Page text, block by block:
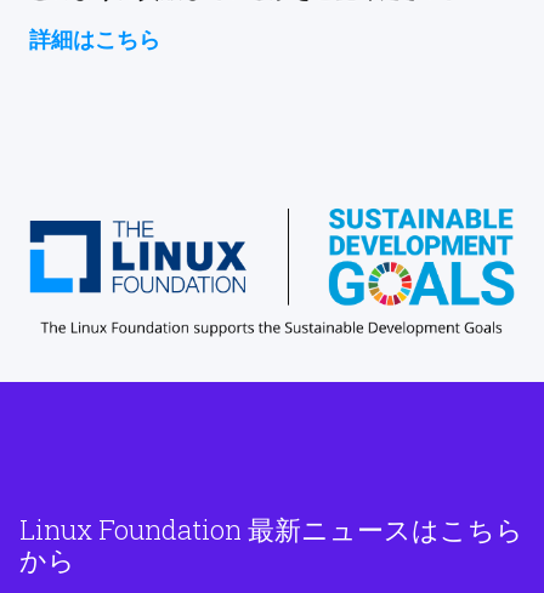
詳細はこちら
Linux Foundation 最新ニュースはこちら
から